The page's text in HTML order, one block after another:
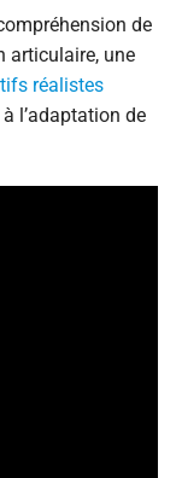
de
articulaire, une
réalistes
l’adaptation de